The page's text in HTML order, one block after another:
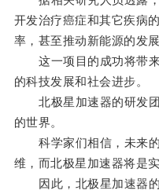
开发治疗癌症和其它疾病
率，甚至推动新能源的发展
这一项目的成功将带来
的科技发展和社会进步。
北极星加速器的研发团
的世界。
科学家们相信，未来的
维，而北极星加速器将是
因此，北极星加速器的